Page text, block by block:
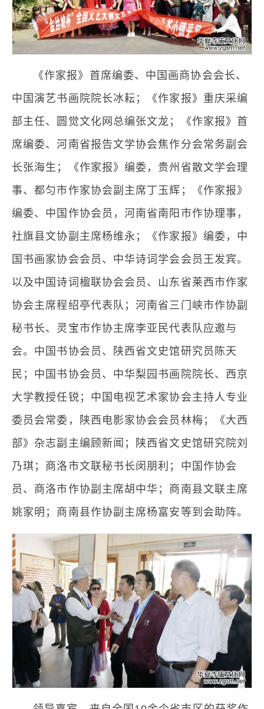
《作家报》首席编委、中国画商协会会长、
中国演艺书画院院长冰耘；《作家报》重庆采编
部主任、圆觉文化网总编张文龙；《作家报》首
席编委、河南省报告文学协会焦作分会常务副会
长张海生；《作家报》编委，贵州省散文学会理
事、都匀市作家协会副主席丁玉辉；《作家报》
编委、中国作协会员，河南省南阳市作协理事，
社旗县文协副主席杨维永；《作家报》编委，中
国书画家协会会员、中华诗词学会会员王发宾。
以及中国诗词楹联协会会员、山东省莱西市作家
协会主席程绍亭代表队；河南省三门峡市作协副
秘书长、灵宝市作协主席李亚民代表队应邀与
会。中国书协会员、陕西省文史馆研究员陈天
民；中国书协会员、中华梨园书画院院长、西京
大学教授任锐；中国电视艺术家协会主持人专业
委员会常委，陕西电影家协会会员林梅；《大西
部》杂志副主编顾新闻；陕西省文史馆研究院刘
乃琪；商洛市文联秘书长闵朋利；中国作协会
员、商洛市作协副主席胡中华；商南县文联主席
姚家明；商南县作协副主席杨富安等到会助阵。